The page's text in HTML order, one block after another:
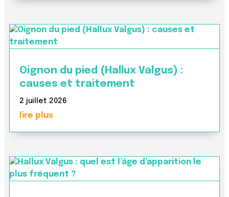
Oignon du pied (Hallux Valgus) :
causes et traitement
2 juillet 2026
lire plus